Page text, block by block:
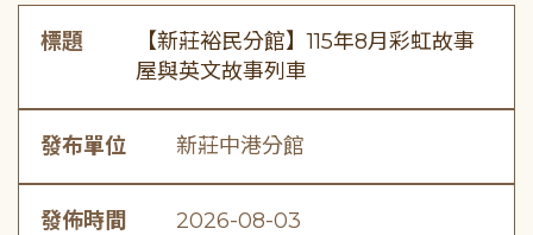
標題
【新莊裕民分館】115年8月彩虹故事
屋與英文故事列車
發布單位 新莊中港分館
發佈時間 2026-08-03